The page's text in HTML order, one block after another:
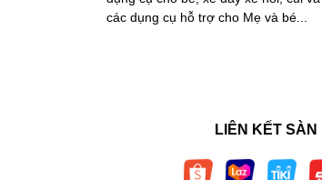
các dụng cụ hỗ trợ cho Mẹ và bé...
LIÊN KẾT SÀN